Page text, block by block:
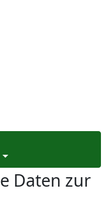
Daten zur